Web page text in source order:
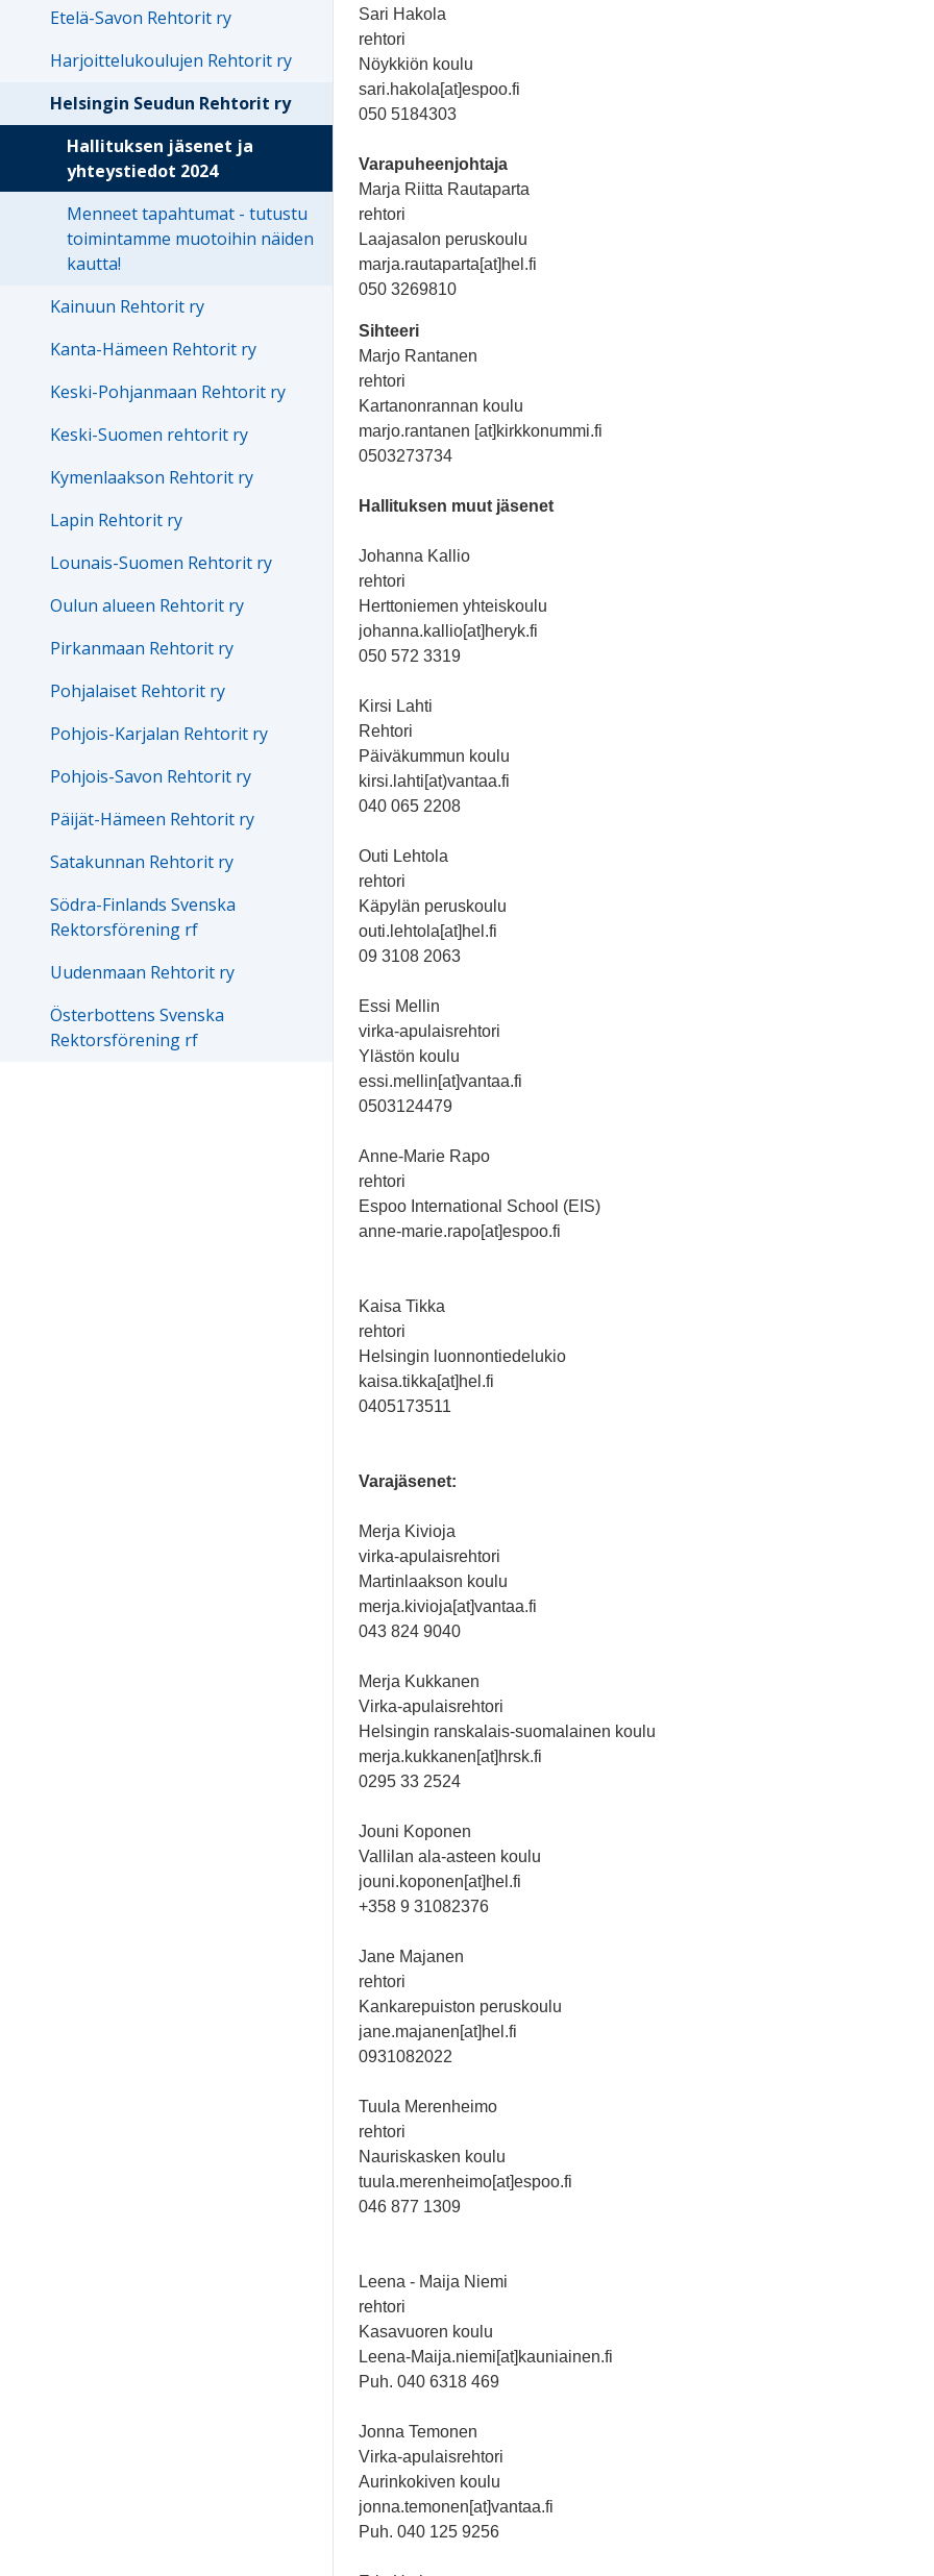
Sari Hakola
rehtori
Nöykkiön koulu
sari.hakola[at]espoo.fi
050 5184303
Varapuheenjohtaja
Marja Riitta Rautaparta
rehtori
Laajasalon peruskoulu
marja.rautaparta[at]hel.fi
050 3269810
Sihteeri
Marjo Rantanen
rehtori
Kartanonrannan koulu
marjo.rantanen [at]kirkkonummi.fi
0503273734
Hallituksen muut jäsenet
Johanna Kallio
rehtori
Herttoniemen yhteiskoulu
johanna.kallio[at]heryk.fi
050 572 3319
Kirsi Lahti
Rehtori
Päiväkummun koulu
kirsi.lahti[at)vantaa.fi
040 065 2208
Outi Lehtola
rehtori
Käpylän peruskoulu
outi.lehtola[at]hel.fi
09 3108 2063
Essi Mellin
virka-apulaisrehtori
Ylästön koulu
essi.mellin[at]vantaa.fi
0503124479
Anne-Marie Rapo
rehtori
Espoo International School (EIS)
anne-marie.rapo[at]espoo.fi
Kaisa Tikka
rehtori
Helsingin luonnontiedelukio
kaisa.tikka[at]hel.fi
0405173511
Varajäsenet:
Merja Kivioja
virka-apulaisrehtori
Martinlaakson koulu
merja.kivioja[at]vantaa.fi
043 824 9040
Merja Kukkanen
Virka-apulaisrehtori
Helsingin ranskalais-suomalainen koulu
merja.kukkanen[at]hrsk.fi
0295 33 2524
Jouni Koponen
Vallilan ala-asteen koulu
jouni.koponen[at]hel.fi
+358 9 31082376
Jane Majanen
rehtori
Kankarepuiston peruskoulu
jane.majanen[at]hel.fi
0931082022
Tuula Merenheimo
rehtori
Nauriskasken koulu
tuula.merenheimo[at]espoo.fi
046 877 1309
Leena - Maija Niemi
rehtori
Kasavuoren koulu
Leena-Maija.niemi[at]kauniainen.fi
Puh. 040 6318 469
Jonna Temonen
Virka-apulaisrehtori
Aurinkokiven koulu
jonna.temonen[at]vantaa.fi
Puh. 040 125 9256
Etelä-Savon Rehtorit ry
Harjoittelukoulujen Rehtorit ry
Helsingin Seudun Rehtorit ry
Hallituksen jäsenet ja
yhteystiedot 2024
Menneet tapahtumat - tutustu
toimintamme muotoihin näiden
kautta!
Kainuun Rehtorit ry
Kanta-Hämeen Rehtorit ry
Keski-Pohjanmaan Rehtorit ry
Keski-Suomen rehtorit ry
Kymenlaakson Rehtorit ry
Lapin Rehtorit ry
Lounais-Suomen Rehtorit ry
Oulun alueen Rehtorit ry
Pirkanmaan Rehtorit ry
Pohjalaiset Rehtorit ry
Pohjois-Karjalan Rehtorit ry
Pohjois-Savon Rehtorit ry
Päijät-Hämeen Rehtorit ry
Satakunnan Rehtorit ry
Södra-Finlands Svenska
Rektorsförening rf
Uudenmaan Rehtorit ry
Österbottens Svenska
Rektorsförening rf